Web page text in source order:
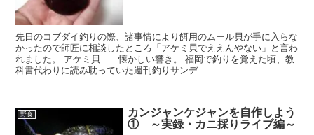
先日のコブダイ釣りの際、諸事情により餌用のムール貝が手に入らな
かったので師匠に相談したところ「アケミ貝でええんやない」と言わ
れました。 アケミ貝……懐かしい響き。 福岡で釣りを覚えた頃、教
科書代わりに読み耽っていた週刊釣りサンデ...
野食
カンジャンケジャンを自作しよう
① ～実録・カニ採りライブ編～